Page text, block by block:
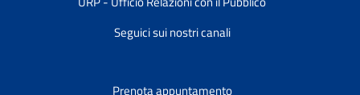
Seguici sui nostri canali
Prenota appuntamento